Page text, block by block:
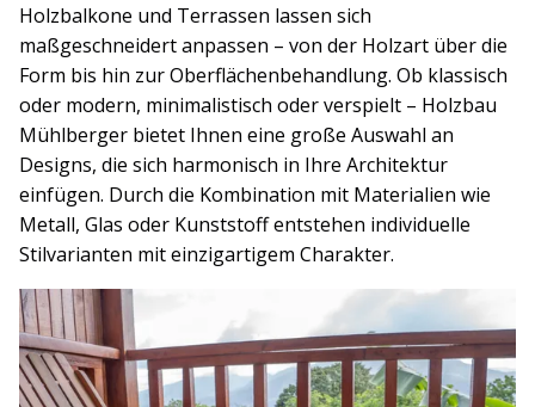
Holzbalkone und Terrassen lassen sich
maßgeschneidert anpassen – von der Holzart über die
Form bis hin zur Oberflächenbehandlung. Ob klassisch
oder modern, minimalistisch oder verspielt – Holzbau
Mühlberger bietet Ihnen eine große Auswahl an
Designs, die sich harmonisch in Ihre Architektur
einfügen. Durch die Kombination mit Materialien wie
Metall, Glas oder Kunststoff entstehen individuelle
Stilvarianten mit einzigartigem Charakter.